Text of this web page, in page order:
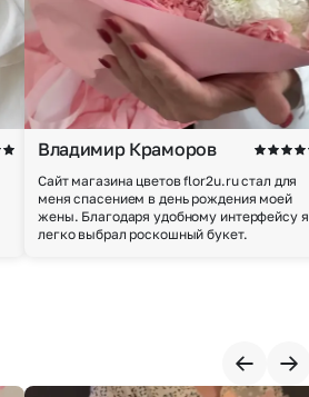
Владимир Краморов
Сайт магазина цветов flor2u.ru стал для
меня спасением в день рождения моей
жены. Благодаря удобному интерфейсу я
легко выбрал роскошный букет.